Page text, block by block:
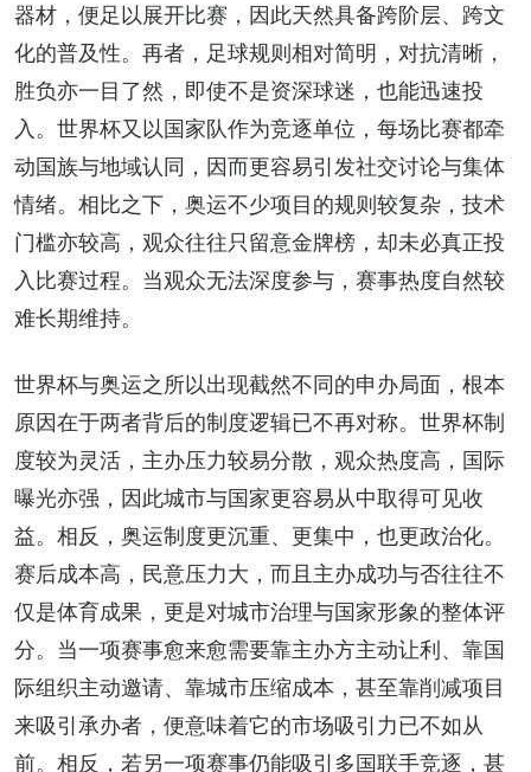
器材，便足以展开比赛，因此天然具备跨阶层、跨文
化的普及性。再者，足球规则相对简明，对抗清晰，
胜负亦一目了然，即使不是资深球迷，也能迅速投
入。世界杯又以国家队作为竞逐单位，每场比赛都牵
动国族与地域认同，因而更容易引发社交讨论与集体
情绪。相比之下，奥运不少项目的规则较复杂，技术
门槛亦较高，观众往往只留意金牌榜，却未必真正投
入比赛过程。当观众无法深度参与，赛事热度自然较
难长期维持。
世界杯与奥运之所以出现截然不同的申办局面，根本
原因在于两者背后的制度逻辑已不再对称。世界杯制
度较为灵活，主办压力较易分散，观众热度高，国际
曝光亦强，因此城市与国家更容易从中取得可见收
益。相反，奥运制度更沉重、更集中，也更政治化。
赛后成本高，民意压力大，而且主办成功与否往往不
仅是体育成果，更是对城市治理与国家形象的整体评
分。当一项赛事愈来愈需要靠主办方主动让利、靠国
际组织主动邀请、靠城市压缩成本，甚至靠削减项目
来吸引承办者，便意味着它的市场吸引力已不如从
前。相反，若另一项赛事仍能吸引多国联手竞逐，甚